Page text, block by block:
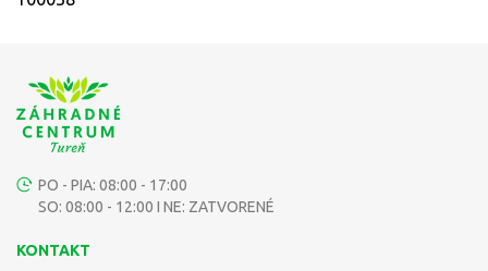
PO - PIA: 08:00 - 17:00
SO: 08:00 - 12:00 I NE: ZATVORENÉ
KONTAKT